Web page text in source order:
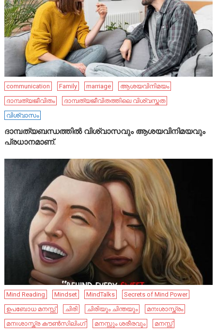
communication Family marriage
ആശയവിനിമയം
ദാമ്പത്യജീവിതം
ദാമ്പത്യജീവിതത്തിലെ വിശ്വസ്തത
വിശ്വാസം
ദാമ്പത്യബന്ധത്തിൽ വിശ്വാസവും ആശയവിനിമയവും
പ്രധാനമാണ്.
Mind Reading Mindset MindTalks
Secrets of Mind Power
ഉപബോധ മനസ്സ്
ചിരി ചിരിയും ചിന്തയും
മനഃശാസ്ത്രം
മനഃശാസ്ത്ര കൗൺസിലിംഗ്
മനസ്സും ശരീരവും മനസ്സ്